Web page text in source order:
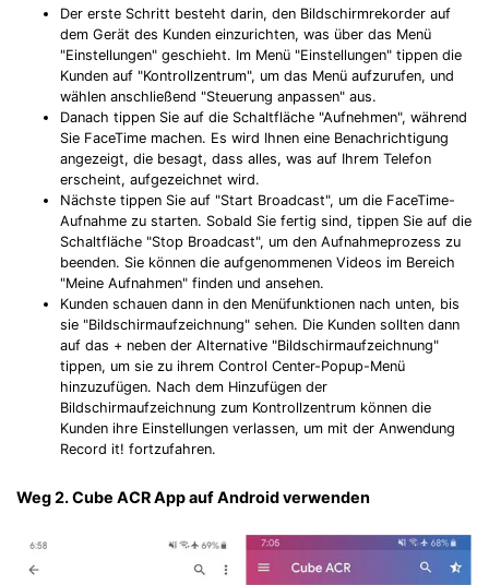
Der erste Schritt besteht darin, den Bildschirmrekorder auf
dem Gerät des Kunden einzurichten, was über das Menü
"Einstellungen" geschieht. Im Menü "Einstellungen" tippen die
Kunden auf "Kontrollzentrum", um das Menü aufzurufen, und
wählen anschließend "Steuerung anpassen" aus.
Danach tippen Sie auf die Schaltfläche "Aufnehmen", während
Sie FaceTime machen. Es wird Ihnen eine Benachrichtigung
angezeigt, die besagt, dass alles, was auf Ihrem Telefon
erscheint, aufgezeichnet wird.
Nächste tippen Sie auf "Start Broadcast", um die FaceTime-
Aufnahme zu starten. Sobald Sie fertig sind, tippen Sie auf die
Schaltfläche "Stop Broadcast", um den Aufnahmeprozess zu
beenden. Sie können die aufgenommenen Videos im Bereich
"Meine Aufnahmen" finden und ansehen.
Kunden schauen dann in den Menüfunktionen nach unten, bis
sie "Bildschirmaufzeichnung" sehen. Die Kunden sollten dann
auf das + neben der Alternative "Bildschirmaufzeichnung"
tippen, um sie zu ihrem Control Center-Popup-Menü
hinzuzufügen. Nach dem Hinzufügen der
Bildschirmaufzeichnung zum Kontrollzentrum können die
Kunden ihre Einstellungen verlassen, um mit der Anwendung
Record it! fortzufahren.
Weg 2. Cube ACR App auf Android verwenden